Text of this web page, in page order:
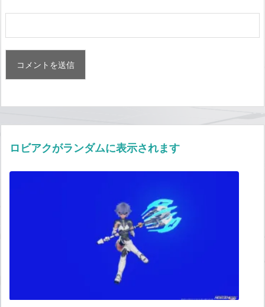
ロビアクがランダムに表示されます